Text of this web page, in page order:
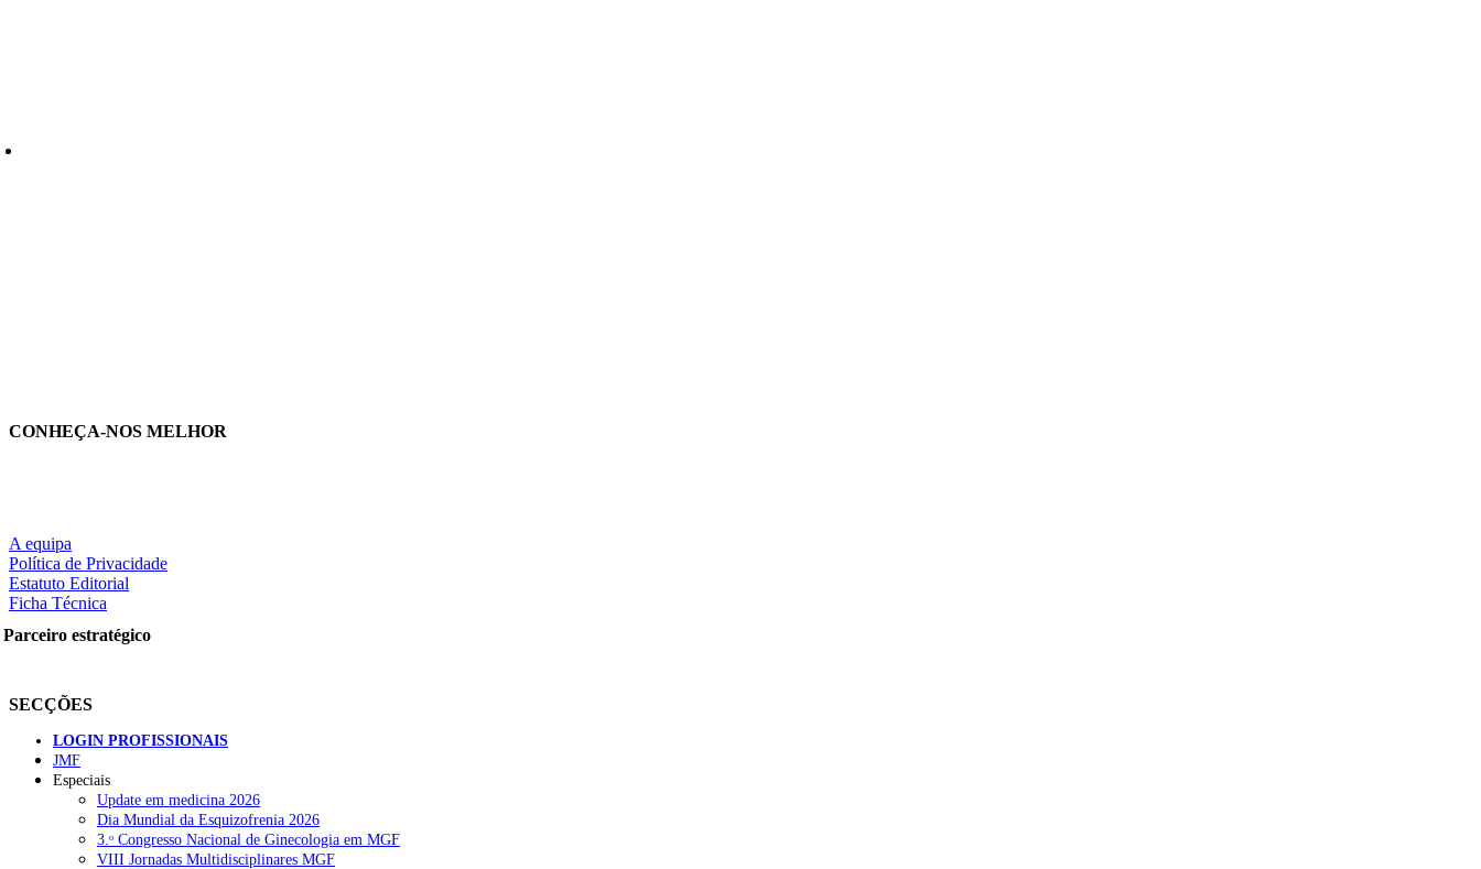
CONHEÇA-NOS MELHOR
A equipa
Política de Privacidade
Estatuto Editorial
Ficha Técnica
Parceiro estratégico
SECÇÕES
LOGIN PROFISSIONAIS
JMF
Especiais
Update em medicina 2026
Dia Mundial da Esquizofrenia 2026
3.ᵒ Congresso Nacional de Ginecologia em MGF
VIII Jornadas Multidisciplinares MGF